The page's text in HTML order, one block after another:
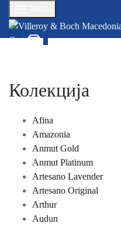
Cart
Колекција
Afina
Amazonia
Anmut Gold
Anmut Platinum
Artesano Lavender
Artesano Original
Arthur
Audun